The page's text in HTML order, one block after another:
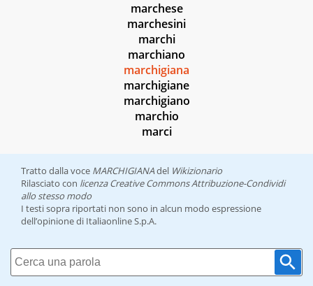
marchese
marchesini
marchi
marchiano
marchigiana
marchigiane
marchigiano
marchio
marci
Tratto dalla voce MARCHIGIANAdel Wikizionario
Rilasciato con licenza Creative Commons Attribuzione-Condividi
allo stesso modo
I testi sopra riportati non sono in alcun modo espressione
dell’opinione di Italiaonline S.p.A.